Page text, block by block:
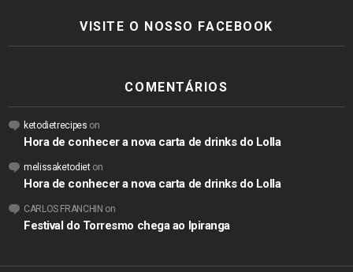
VISITE O NOSSO FACEBOOK
COMENTÁRIOS
ketodietrecipes on
Hora de conhecer a nova carta de drinks do Lolla
melissaketodieton
Hora de conhecer a nova carta de drinks do Lolla
CARLOS FRANCHIN on
Festival do Torresmo chega ao Ipiranga